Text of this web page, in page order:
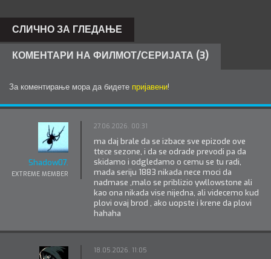
СЛИЧНО ЗА ГЛЕДАЊЕ
КОМЕНТАРИ НА ФИЛМОТ/СЕРИЈАТА (3)
За коментирање мора да бидете пријавени!
Shadow07.
EXTREME MEMBER
27.06.2026. 00:31
ma daj brale da se izbace sve epizode ove
ttece sezone, i da se odrade prevodi pa da
skidamo i odgledamo o cemu se tu radi,
mada seriju 1883 nikada nece moci da
nadmase ,malo se priblizio ywllowstone ali
kao ona nikada vise nijedna, ali videcemo kud
plovi ovaj brod , ako uopste i krene da plovi
hahaha
18.05.2026. 11:05